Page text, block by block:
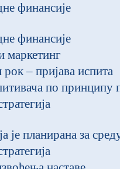
финансије
финансије
маркетинг
– пријава испита
по принципу
је планирана за